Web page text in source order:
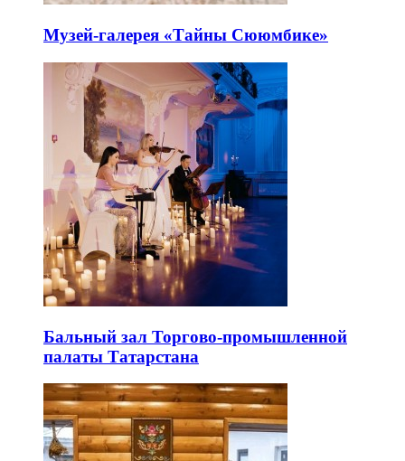
Музей-галерея «Тайны Сююмбике»
Бальный зал Торгово-промышленной
палаты Татарстана